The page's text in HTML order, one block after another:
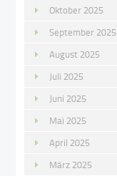
Oktober 2025
September 2025
August 2025
Juli 2025
Juni 2025
Mai 2025
April 2025
März 2025